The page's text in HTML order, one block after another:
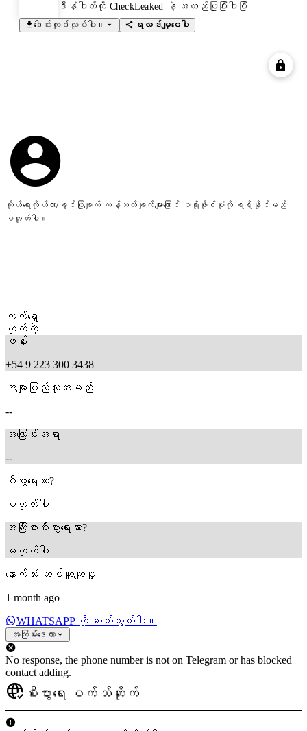
ဒီနံပါတ်ကို CheckLeaked နဲ့ အတည်ပြုပြီးပါပြီ
ဒေါင်းလုဒ်လုပ်ပါ။
ရလဒ်မျှဝေပါ
ကိုယ်ရေးကိုယ်တာ/ခွင့်ပြုချက် ကန့်သတ်ချက်များကြောင့် ပရိုဖိုင်ပုံကို ရရှိနိုင်မည်
မဟုတ်ပါ။
ကက်ရှေ
ဟုတ်ကဲ့
ဖုန်း
+54 9 223 300 3438
အများပြည်သူအမည်
--
အကြောင်းအရာ
--
စီးပွားရေးလား?
မဟုတ်ပါ
အကြီးစားစီးပွားရေးလား?
မဟုတ်ပါ
နောက်ဆုံး ထပ်တူကျမှု
1 month ago
WHATSAPP ကို ဆက်သွယ်ပါ။
အကြမ်းဒေတာ
No response, the phone number is not on Telegram or has blocked
contact adding.
စီးပွားရေး ဝက်ဘ်ဆိုက်